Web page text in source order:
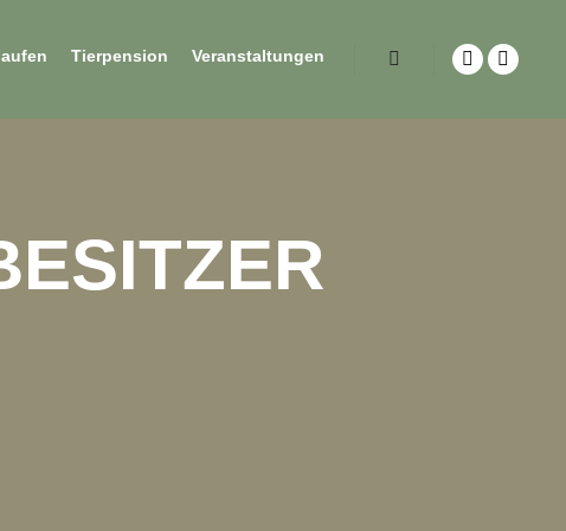
Tierpension Veranstaltungen